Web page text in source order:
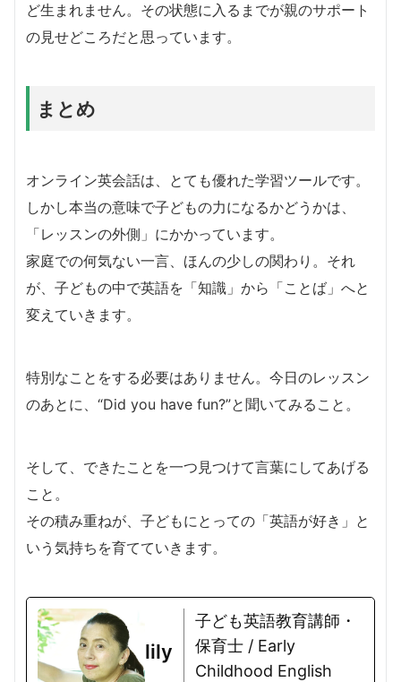
ど生まれません。その状態に入るまでが親のサポート
の見せどころだと思っています。
まとめ
オンライン英会話は、とても優れた学習ツールです。
しかし本当の意味で子どもの力になるかどうかは、
「レッスンの外側」にかかっています。
家庭での何気ない一言、ほんの少しの関わり。それ
が、子どもの中で英語を「知識」から「ことば」へと
変えていきます。
特別なことをする必要はありません。今日のレッスン
のあとに、“Did you have fun?”と聞いてみること。
そして、できたことを一つ見つけて言葉にしてあげる
こと。
その積み重ねが、子どもにとっての「英語が好き」と
いう気持ちを育てていきます。
lily
子ども英語教育講師・
保育士 / Early
Childhood English